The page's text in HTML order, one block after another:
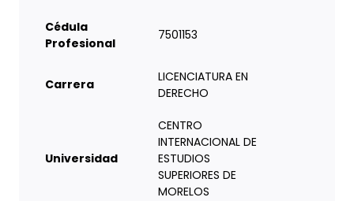
Cédula
Profesional
7501153
Carrera
LICENCIATURA EN
DERECHO
Universidad
CENTRO
INTERNACIONAL DE
ESTUDIOS
SUPERIORES DE
MORELOS